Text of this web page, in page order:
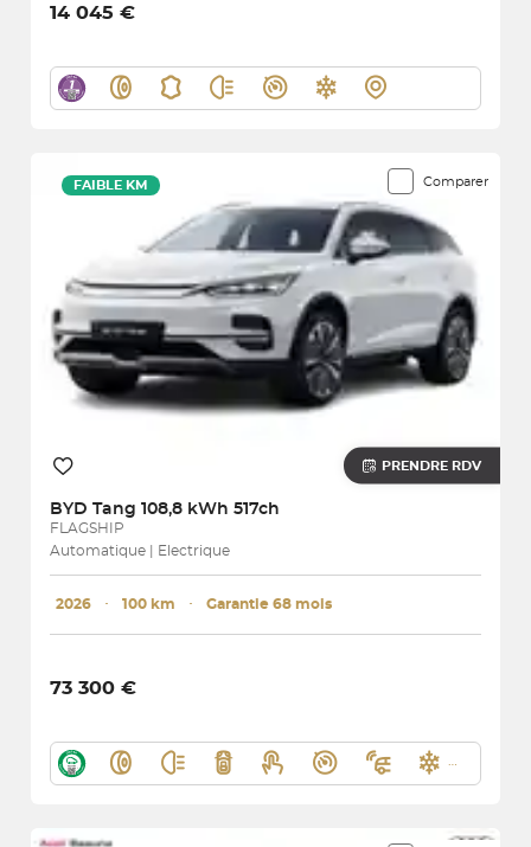
14 045 €
Comparer
FAIBLE KM
PRENDRE RDV
BYD Tang 108,8 kWh 517ch
FLAGSHIP
Automatique | Electrique
2026 ･ 100 km ･ Garantie 68 mois
73 300 €